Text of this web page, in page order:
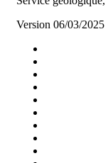
Version 06/03/2025